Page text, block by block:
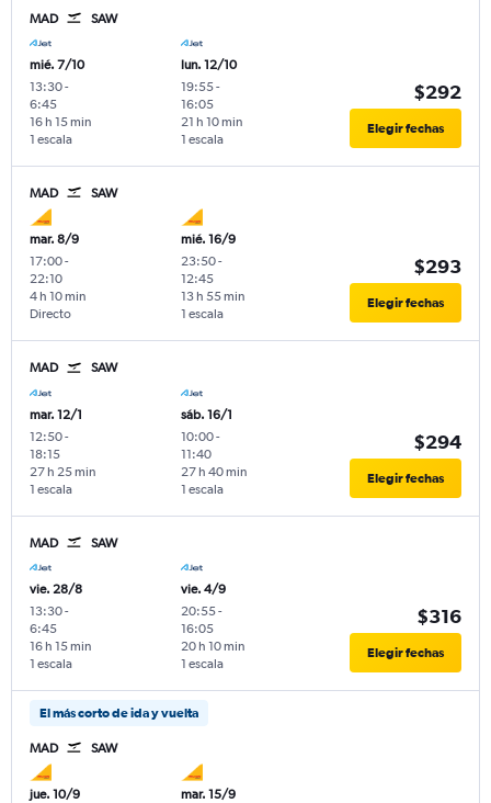
MAD SAW
mié. 7/10
13:30-
6:45
1 escala
16 h 15 min
lun. 12/10
19:55-
16:05
1 escala
21 h 10 min
$292
Elegir fechas
MAD SAW
mar. 8/9
17:00-
22:10
Directo
4 h 10 min
mié. 16/9
23:50-
12:45
1 escala
13 h 55 min
$293
Elegir fechas
MAD SAW
mar. 12/1
12:50-
18:15
1 escala
27 h 25 min
sáb. 16/1
10:00-
11:40
1 escala
27 h 40 min
$294
Elegir fechas
MAD SAW
vie. 28/8
13:30-
6:45
1 escala
16 h 15 min
vie. 4/9
20:55-
16:05
1 escala
20 h 10 min
$316
Elegir fechas
El más corto de ida y vuelta
MAD SAW
jue. 10/9
mar. 15/9